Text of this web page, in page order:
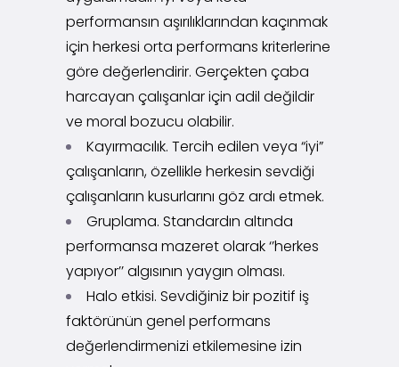
performansın aşırılıklarından kaçınmak
için herkesi orta performans kriterlerine
göre değerlendirir. Gerçekten çaba
harcayan çalışanlar için adil değildir
ve moral bozucu olabilir.
Kayırmacılık. Tercih edilen veya “iyi”
çalışanların, özellikle herkesin sevdiği
çalışanların kusurlarını göz ardı etmek.
Gruplama. Standardın altında
performansa mazeret olarak ‘’herkes
yapıyor’’ algısının yaygın olması.
Halo etkisi. Sevdiğiniz bir pozitif iş
faktörünün genel performans
değerlendirmenizi etkilemesine izin